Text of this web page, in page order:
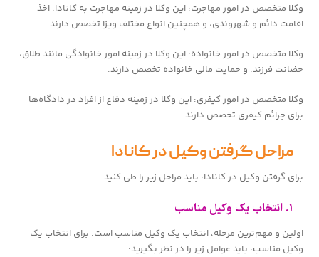
وکلا متخصص در امور مهاجرت: این وکلا در زمینه مهاجرت به کانادا، اخذ
اقامت دائم و شهروندی، و همچنین انواع مختلف ویزا تخصص دارند.
وکلا متخصص در امور خانواده: این وکلا در زمینه امور خانوادگی مانند طلاق،
حضانت فرزند، و حمایت مالی خانواده تخصص دارند.
وکلا متخصص در امور کیفری: این وکلا در زمینه دفاع از افراد در دادگاه‌ها
برای جرائم کیفری تخصص دارند.
مراحل گرفتن وکیل در کانادا
برای گرفتن وکیل در کانادا، باید مراحل زیر را طی کنید:
۱. انتخاب یک وکیل مناسب
اولین و مهم‌ترین مرحله، انتخاب یک وکیل مناسب است. برای انتخاب یک
وکیل مناسب، باید عوامل زیر را در نظر بگیرید: